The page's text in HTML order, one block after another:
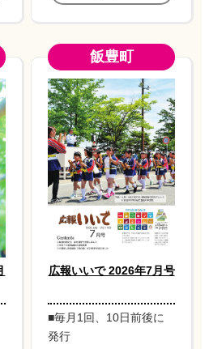
飯豊町
広報いいで 2026年7月号
■毎月1回、10日前後に
発行